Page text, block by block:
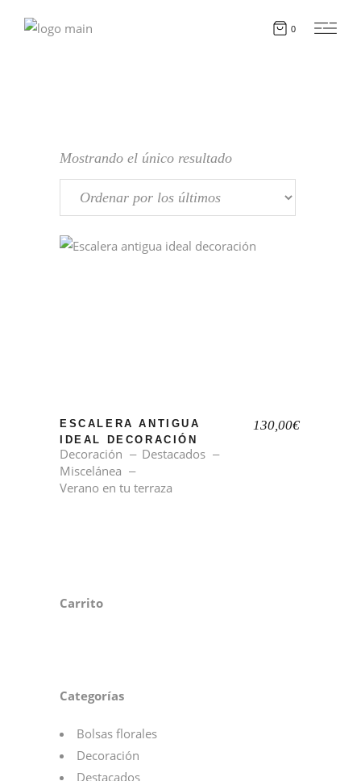
0
Mostrando el único resultado
ESCALERA ANTIGUA
IDEAL DECORACIÓN
Decoración
Destacados
Miscelánea
Verano en tu terraza
130,00€
Carrito
Categorías
Bolsas florales
Decoración
Destacados